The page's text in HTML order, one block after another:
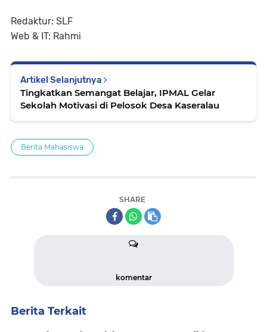
Redaktur: SLF
Web & IT: Rahmi
Artikel Selanjutnya
Tingkatkan Semangat Belajar, IPMAL Gelar
Sekolah Motivasi di Pelosok Desa Kaseralau
Berita Mahasiswa
SHARE
komentar
Berita Terkait